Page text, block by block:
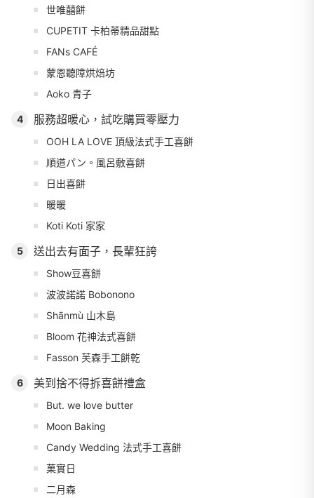
世唯囍餅
CUPETIT 卡柏蒂精品甜點
FANs CAFÉ
蒙恩聽障烘焙坊
Aoko 青子
4 服務超暖心，試吃購買零壓力
OOH LA LOVE 頂級法式手工喜餅
順道パン。風呂敷喜餅
日出喜餅
暖暖
Koti Koti 家家
5 送出去有面子，長輩狂誇
Show豆喜餅
波波諾諾 Bobonono
Shānmù 山木島
Bloom 花神法式喜餅
Fasson 芙森手工餅乾
6 美到捨不得拆喜餅禮盒
But. we love butter
Moon Baking
Candy Wedding 法式手工喜餅
菓實日
二月森